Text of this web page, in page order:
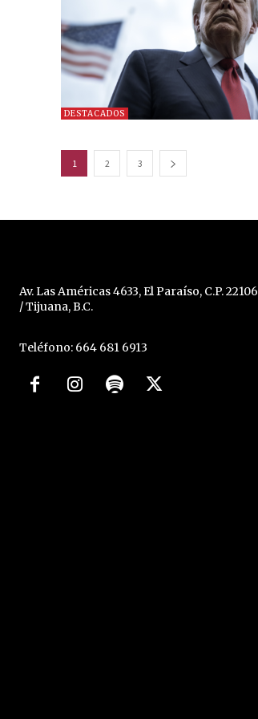
DESTACADOS
1 2 3
Av. Las Américas 4633, El Paraíso, C.P. 22106
/ Tijuana, B.C.
Teléfono: 664 681 6913